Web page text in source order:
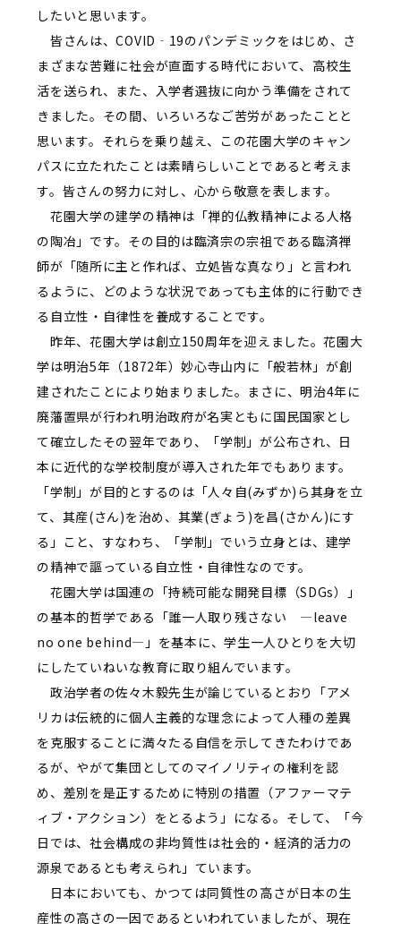
したいと思います。
皆さんは、COVID‐19のパンデミックをはじめ、さ
まざまな苦難に社会が直面する時代において、高校生
活を送られ、また、入学者選抜に向かう準備をされて
きました。その間、いろいろなご苦労があったことと
思います。それらを乗り越え、この花園大学のキャン
パスに立たれたことは素晴らしいことであると考えま
す。皆さんの努力に対し、心から敬意を表します。
花園大学の建学の精神は「禅的仏教精神による人格
の陶冶」です。その目的は臨済宗の宗祖である臨済禅
師が「随所に主と作れば、立処皆な真なり」と言われ
るように、どのような状況であっても主体的に行動でき
る自立性・自律性を養成することです。
昨年、花園大学は創立150周年を迎えました。花園大
学は明治5年（1872年）妙心寺山内に「般若林」が創
建されたことにより始まりました。まさに、明治4年に
廃藩置県が行われ明治政府が名実ともに国民国家とし
て確立したその翌年であり、「学制」が公布され、日
本に近代的な学校制度が導入された年でもあります。
「学制」が目的とするのは「人々自(みずか)ら其身を立
て、其産(さん)を治め、其業(ぎょう)を昌(さかん)にす
る」こと、すなわち、「学制」でいう立身とは、建学
の精神で謳っている自立性・自律性なのです。
花園大学は国連の「持続可能な開発目標（SDGs）」
の基本的哲学である「誰一人取り残さない ―leave
no one behind―」を基本に、学生一人ひとりを大切
にしたていねいな教育に取り組んでいます。
政治学者の佐々木毅先生が論じているとおり「アメ
リカは伝統的に個人主義的な理念によって人種の差異
を克服することに満々たる自信を示してきたわけであ
るが、やがて集団としてのマイノリティの権利を認
め、差別を是正するために特別の措置（アファーマテ
ィブ・アクション）をとるよう」になる。そして、「今
日では、社会構成の非均質性は社会的・経済的活力の
源泉であるとも考えられ」ています。
日本においても、かつては同質性の高さが日本の生
産性の高さの一因であるといわれていましたが、現在